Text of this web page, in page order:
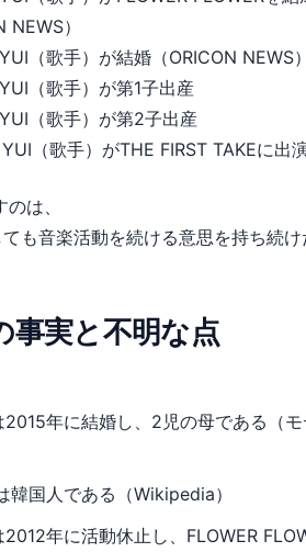
NEWS）
（歌手）が結婚（ORICON NEWS
（歌手）が第1子出産
（歌手）が第2子出産
（歌手）がTHE FIRST TAKEに出
は、
も音楽活動を続ける意思を持ち続
事実と不明な点
2015年に結婚し、2児の母である（
韓国人である（Wikipedia）
年に活動休止し、FLOWER